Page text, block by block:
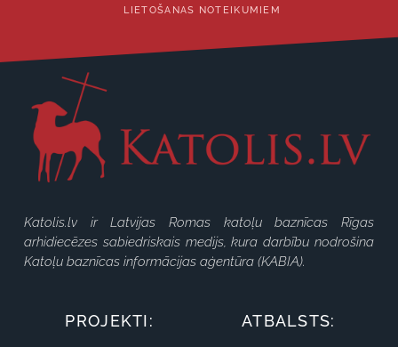
LIETOŠANAS NOTEIKUMIEM
Katolis.lv ir Latvijas Romas katoļu baznīcas Rīgas
arhidiecēzes sabiedriskais medijs, kura darbību nodrošina
Katoļu baznīcas informācijas aģentūra (KABIA).
PROJEKTI: ATBALSTS: